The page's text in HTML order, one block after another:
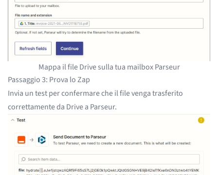
Mappa il file Drive sulla tua mailbox Parseur
Passaggio 3: Prova lo Zap
Invia un test per confermare che il file venga trasferito
correttamente da Drive a Parseur.